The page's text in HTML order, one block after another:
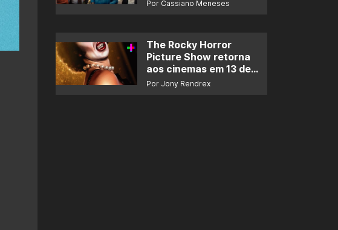
Por Cassiano Meneses
The Rocky Horror
Picture Show retorna
aos cinemas em 13 de
novembro
Por Jony Rendrex